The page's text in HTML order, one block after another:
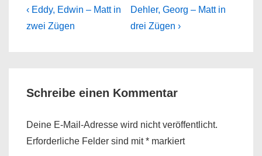
Beitragsnavigation
Previous
Post
‹ Eddy, Edwin – Matt in
zwei Zügen
Next
Post
Dehler, Georg – Matt in
drei Zügen ›
Schreibe einen Kommentar
Deine E-Mail-Adresse wird nicht veröffentlicht.
Erforderliche Felder sind mit* markiert